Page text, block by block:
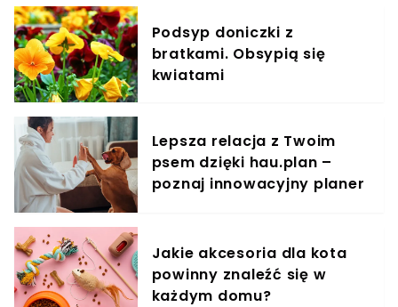
Podsyp doniczki z
bratkami. Obsypią się
kwiatami
Lepsza relacja z Twoim
psem dzięki hau.plan –
poznaj innowacyjny planer
Jakie akcesoria dla kota
powinny znaleźć się w
każdym domu?